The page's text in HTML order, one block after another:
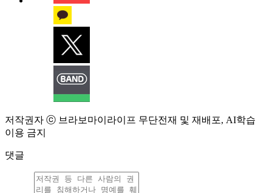
저작권자 ⓒ 브라보마이라이프 무단전재 및 재배포, AI학습
이용 금지
댓글